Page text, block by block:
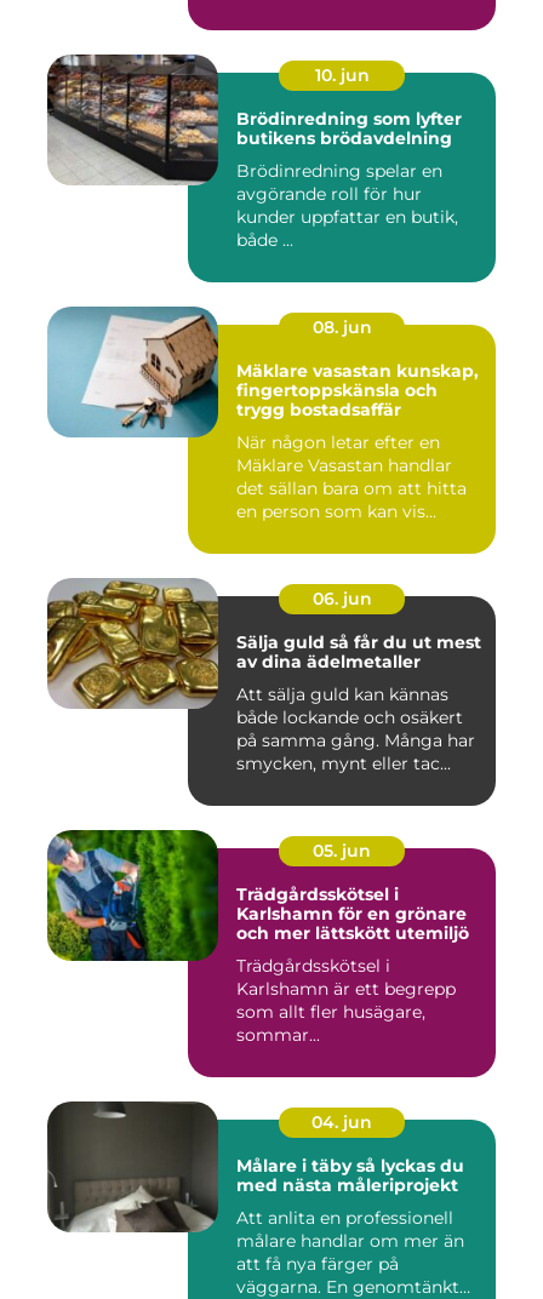
10. jun
Brödinredning som lyfter
butikens brödavdelning
Brödinredning spelar en
avgörande roll för hur
kunder uppfattar en butik,
både ...
08. jun
Mäklare vasastan kunskap,
fingertoppskänsla och
trygg bostadsaffär
När någon letar efter en
Mäklare Vasastan handlar
det sällan bara om att hitta
en person som kan vis...
06. jun
Sälja guld så får du ut mest
av dina ädelmetaller
Att sälja guld kan kännas
både lockande och osäkert
på samma gång. Många har
smycken, mynt eller tac...
05. jun
Trädgårdsskötsel i
Karlshamn för en grönare
och mer lättskött utemiljö
Trädgårdsskötsel i
Karlshamn är ett begrepp
som allt fler husägare,
sommar...
04. jun
Målare i täby så lyckas du
med nästa måleriprojekt
Att anlita en professionell
målare handlar om mer än
att få nya färger på
väggarna. En genomtänkt